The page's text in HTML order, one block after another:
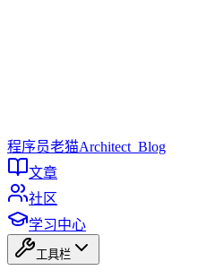
程序员老猫Architect_Blog
文章
社区
学习中心
工具栏